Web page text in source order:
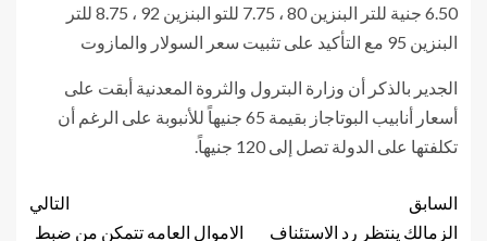
6.50 جنية للتر البنزين 80 ، 7.75 للتو البنزين 92 ، 8.75 للتر
البنزين 95 مع التأكيد على تثبيت سعر السولار والمازوت
الجدير بالذكر أن وزارة البترول والثروة المعدنية أبقت على
أسعار أنابيب البوتاجاز بقيمة 65 جنيهاً للأنبوبة على الرغم أن
تكلفتها على الدولة تصل إلى 120 جنيهاً.
السابق
الزمالك ينتظر رد الاستئناف
التالي
الاموال العامه تتمكن من ضبط